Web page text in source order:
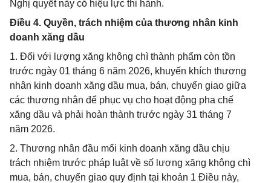
Nghị quyết này có hiệu lực thi hành.
Điều 4. Quyền, trách nhiệm của thương nhân kinh
doanh xăng dầu
1. Đối với lượng xăng không chì thành phẩm còn tồn
trước ngày 01 tháng 6 năm 2026, khuyến khích thương
nhân kinh doanh xăng dầu mua, bán, chuyển giao giữa
các thương nhân để phục vụ cho hoạt động pha chế
xăng dầu và phải hoàn thành trước ngày 31 tháng 7
năm 2026.
2. Thương nhân đầu mối kinh doanh xăng dầu chịu
trách nhiệm trước pháp luật về số lượng xăng không chì
mua, bán, chuyển giao quy định tại khoản 1 Điều này,